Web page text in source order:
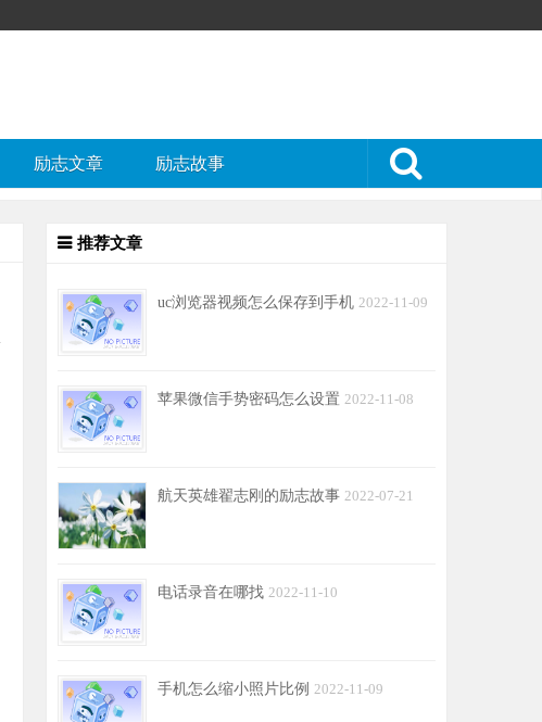
励志文章 励志故事
推荐文章
uc浏览器视频怎么保存到手机 2022-11-09
苹果微信手势密码怎么设置 2022-11-08
航天英雄翟志刚的励志故事 2022-07-21
电话录音在哪找 2022-11-10
手机怎么缩小照片比例 2022-11-09